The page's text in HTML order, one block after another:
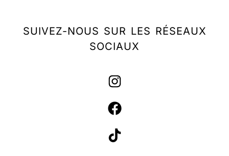
SUIVEZ-NOUS SUR LES RÉSEAUX
SOCIAUX